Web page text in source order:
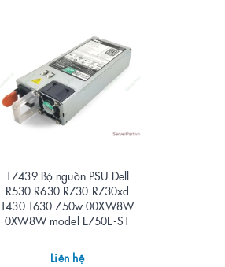
17439 Bộ nguồn PSU Dell
R530 R630 R730 R730xd
T430 T630 750w 00XW8W
0XW8W model E750E-S1
Liên hệ